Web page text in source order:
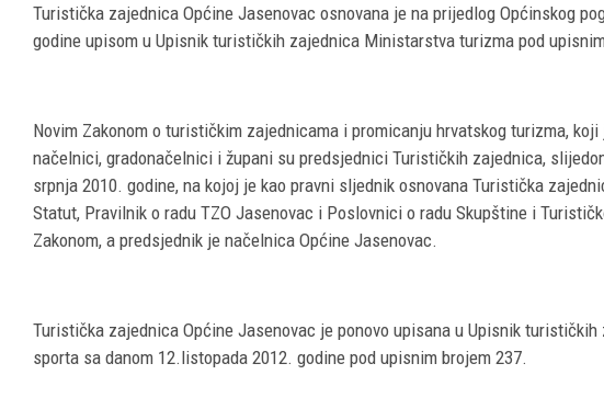
Turistička zajednica Općine Jasenovac osnovana je na prijedlog Općinskog
godine upisom u Upisnik turističkih zajednica Ministarstva turizma pod
Novim Zakonom o turističkim zajednicama i promicanju hrvatskog turizma,
načelnici, gradonačelnici i župani su predsjednici Turističkih zajednica,
srpnja 2010. godine, na kojoj je kao pravni sljednik osnovana Turistička
Statut, Pravilnik o radu TZO Jasenovac i Poslovnici o radu Skupštine i
Zakonom, a predsjednik je načelnica Općine Jasenovac.
Turistička zajednica Općine Jasenovac je ponovo upisana u Upisnik
sporta sa danom 12.listopada 2012. godine pod upisnim brojem 237.